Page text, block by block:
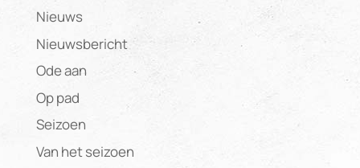
Nieuws
Nieuwsbericht
Ode aan
Op pad
Seizoen
Van het seizoen